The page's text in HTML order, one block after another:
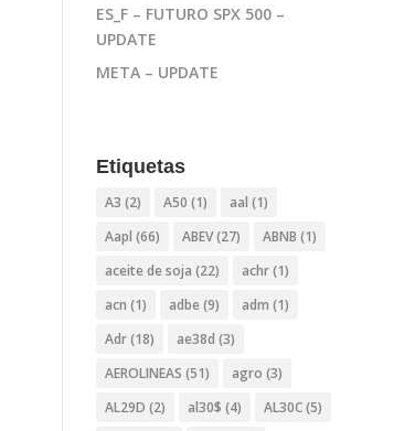
ES_F – FUTURO SPX 500 –
UPDATE
META – UPDATE
Etiquetas
A3 (2) A50 (1) aal (1)
Aapl (66) ABEV(27) ABNB (1)
aceite de soja (22) achr(1)
acn (1) adbe (9) adm (1)
Adr(18) ae38d (3)
AEROLINEAS (51) agro (3)
AL29D (2) al30$ (4) AL30C(5)